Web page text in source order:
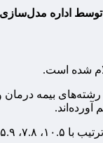
اداره مدل‌سازی